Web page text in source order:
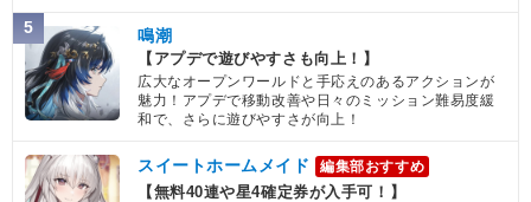
5 鳴潮
【アプデで遊びやすさも向上！】
広大なオープンワールドと手応えのあるアクションが
魅力！アプデで移動改善や日々のミッション難易度緩
和で、さらに遊びやすさが向上！
スイートホームメイド 編集部おすすめ
【無料40連や星4確定券が入手可！】